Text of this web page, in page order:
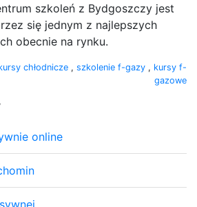
szkoleń z Bydgoszczy jest
się jednym z najlepszych
obecnie na rynku.
chłodnicze , szkolenie f-gazy , kursy f-
gazowe
online